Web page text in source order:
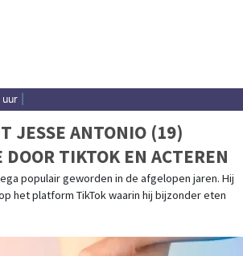
JESSE ANTONIO (19)
DOOR TIKTOK EN ACTEREN
populair geworden in de afgelopen jaren. Hij
het platform TikTok waarin hij bijzonder eten